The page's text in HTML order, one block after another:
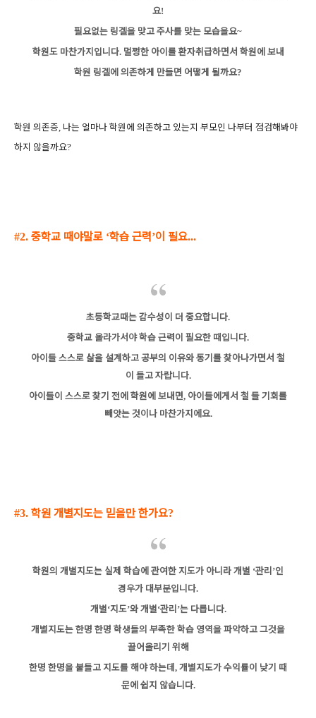
요!
필요없는 링겔을 맞고 주사를 맞는 모습을요~
학원도 마찬가지입니다. 멀쩡한 아이를 환자취급하면서 학원에 보내
학원 링겔에 의존하게 만들면 어떻게 될까요?
학원 의존증, 나는 얼마나 학원에 의존하고 있는지 부모인 나부터 점검해봐야
하지 않을까요?
#2. 중학교 때야말로 ‘학습 근력’이 필요...
초등학교때는 감수성이 더 중요합니다.
중학교 올라가서야 학습 근력이 필요한 때입니다.
아이들 스스로 삶을 설계하고공부의 이유와 동기를 찾아나가면서 철
이 들고 자랍니다.
아이들이 스스로 찾기 전에 학원에 보내면, 아이들에게서 철 들 기회를
빼앗는 것이나 마찬가지에요.
#3. 학원 개별지도는 믿을만 한가요?
학원의 개별지도는 실제 학습에 관여한 지도가 아니라개별 ‘관리 ’인
경우가 대부분입니다.
개별 ‘지도’와 개별 ‘관리 ’는 다릅니다.
개별지도는 한명 한명 학생들의 부족한 학습 영역을 파악하고그것을
끌어올리기 위해
한명 한명을 붙들고 지도를 해야 하는데 , 개별지도가 수익률이 낮기 때
문에 쉽지 않습니다.